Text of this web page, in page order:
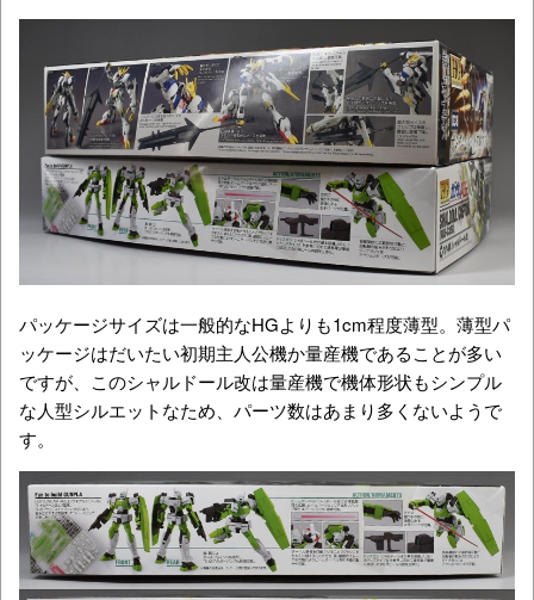
パッケージサイズは一般的なHGよりも1cm程度薄型。薄型パ
ッケージはだいたい初期主人公機か量産機であることが多い
ですが、このシャルドール改は量産機で機体形状もシンプル
な人型シルエットなため、パーツ数はあまり多くないようで
す。